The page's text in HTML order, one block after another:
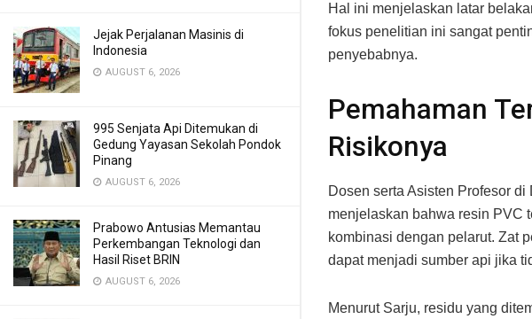
Jejak Perjalanan Masinis di
Indonesia
AUGUST 6, 2026
995 Senjata Api Ditemukan di
Gedung Yayasan Sekolah Pondok
Pinang
AUGUST 6, 2026
Prabowo Antusias Memantau
Perkembangan Teknologi dan
Hasil Riset BRIN
AUGUST 6, 2026
Hal ini menjelaskan latar
fokus penelitian ini sangat
penyebabnya.
Pemahaman
Risikonya
Dosen serta Asisten Profesor
menjelaskan bahwa resin PVC
kombinasi dengan pelarut. Zat
dapat menjadi sumber api jika
Menurut Sarju, residu yang